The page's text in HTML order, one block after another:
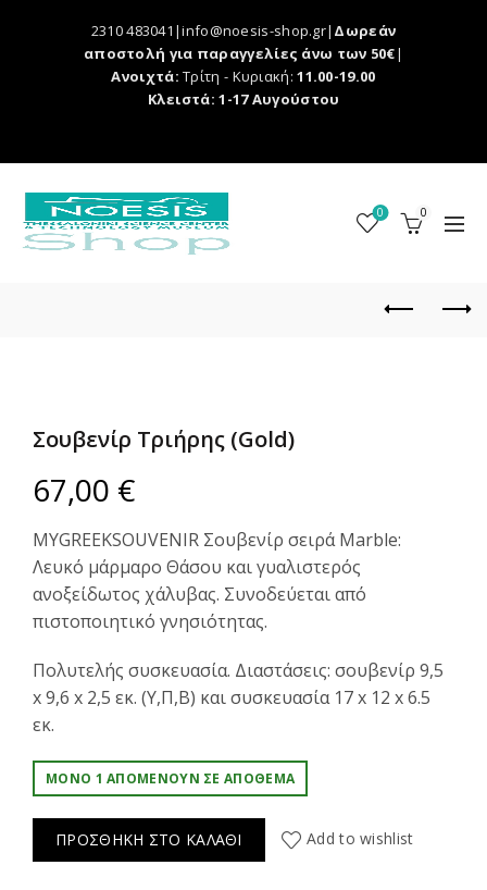
2310 483041|info@noesis-shop.gr| Δωρεάν
αποστολή για παραγγελίες άνω των 50€|
Ανοιχτά:Τρίτη - Κυριακή: 11.00-19.00
Κλειστά: 1-17 Αυγούστου
0 0
Σουβενίρ Τριήρης (Gold)
67,00 €
MYGREEKSOUVENIR Σουβενίρ σειρά Marble:
Λευκό μάρμαρο Θάσου και γυαλιστερός
ανοξείδωτος χάλυβας. Συνοδεύεται από
πιστοποιητικό γνησιότητας.
Πολυτελής συσκευασία. Διαστάσεις: σουβενίρ 9,5
x 9,6 x 2,5 εκ. (Υ,Π,Β) και συσκευασία 17 x 12 x 6.5
εκ.
ΜΌΝΟ 1 ΑΠΟΜΈΝΟΥΝ ΣΕ ΑΠΌΘΕΜΑ
ΠΡΟΣΘΉΚΗ ΣΤΟ ΚΑΛΆΘΙ Add to wishlist